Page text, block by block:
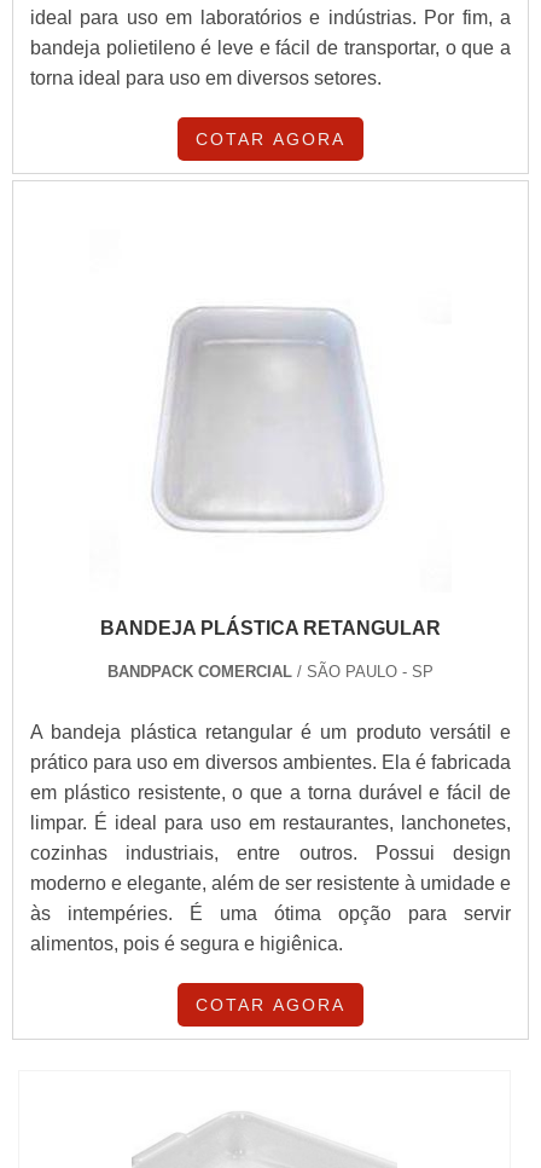
ideal para uso em laboratórios e indústrias. Por fim, a
bandeja polietileno é leve e fácil de transportar, o que a
torna ideal para uso em diversos setores.
COTAR AGORA
BANDEJA PLÁSTICA RETANGULAR
BANDPACK COMERCIAL / SÃO PAULO - SP
A bandeja plástica retangular é um produto versátil e
prático para uso em diversos ambientes. Ela é fabricada
em plástico resistente, o que a torna durável e fácil de
limpar. É ideal para uso em restaurantes, lanchonetes,
cozinhas industriais, entre outros. Possui design
moderno e elegante, além de ser resistente à umidade e
às intempéries. É uma ótima opção para servir
alimentos, pois é segura e higiênica.
COTAR AGORA